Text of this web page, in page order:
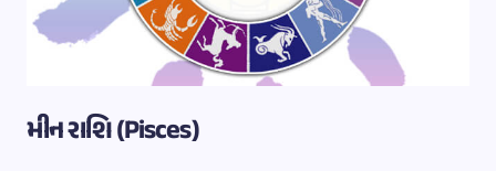
મીન રાશિ (Pisces)